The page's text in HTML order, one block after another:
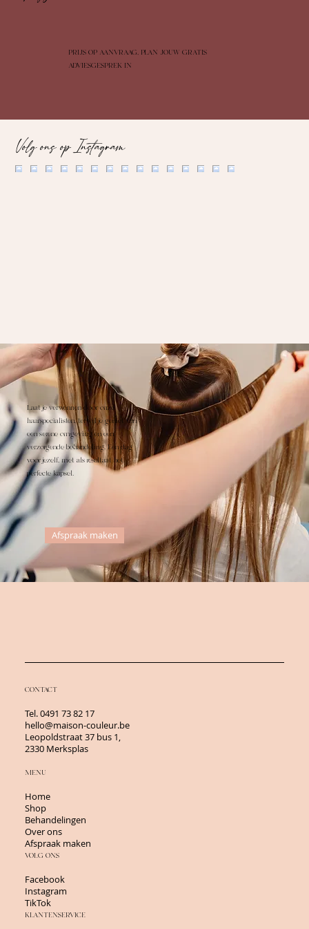
PRIJS OP AANVRAAG, PLAN JOUW GRATIS
ADVIESGESPREK IN
Laat je verwennen door onze
haarspecialisten, terwijl je geniet van
een serene omgeving en een
verzorgende behandeling. Een dag
voor jezelf, met als resultaat het
perfecte kapsel.
Afspraak maken
Volg ons op Instagram
CONTACT
Tel.0491 73 82 17
hello@maison-couleur.be
Leopoldstraat 37 bus 1,
2330 Merksplas
MENU
Home
Shop
Behandelingen
Over ons
Afspraak maken
VOLG ONS
Facebook
Instagram
TikTok
KLANTENSERVICE